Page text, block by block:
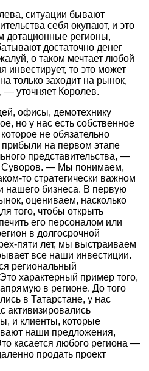
ситуации бывают
себя окупают, и это
дотационные регионы,
достаточно денег
о таком мечтает любой
инвестирует, то это может
только заходит на рынок,
— уточняет Королев.
офисы, демотехнику
но у нас есть собственное
не обязательно
на первом этапе
представительства, —
Суворов. — Мы понимаем,
то стратегически важном
нашего бизнеса. В первую
оцениваем, насколько
того, чтобы открыть
его персоналом или
в долгосрочной
пяти лет, мы выстраиваем
все наши инвестиции.
региональный
характерный пример того,
в регионе. До того
в Татарстане, у нас
активизировались
и клиенты, которые
наши предложения,
касается любого региона —
продать проект